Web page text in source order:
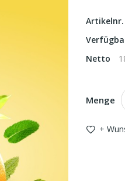
Artikelnr.
Netto
Menge
+